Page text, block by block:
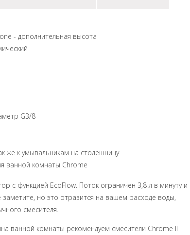
- дополнительная высота
G3/8
же к умывальникам на столешницу
ванной комнаты Chrome
с функцией EcoFlow. Поток ограничен 3,8 л в минуту и
но это отразится на вашем расходе воды,
смесителя.
ванной комнаты рекомендуем смесители Chrome II